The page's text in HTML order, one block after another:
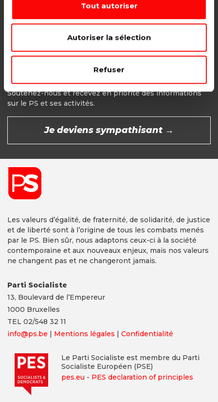
Tout autoriser
Autoriser la sélection
Refuser
CHOISIR →
Soutenez-nous et recevez en priorité des informations
sur le PS et ses activités.
Je deviens sympathisant →
Les valeurs d’égalité, de fraternité, de solidarité, de justice
et de liberté sont à l’origine de tous les combats menés
par le PS. Bien sûr, nous adaptons ceux-ci à la société
contemporaine et aux nouveaux enjeux, mais nos valeurs
ne changent pas et ne changeront jamais.
Parti Socialiste
13, Boulevard de l’Empereur
1000 Bruxelles
TEL 02/548 32 11
info@ps.be | Mentions légales | Confidentialité
Le Parti Socialiste est membre du Parti
Socialiste Européen (PSE)
pes.eu - PES declaration of principles